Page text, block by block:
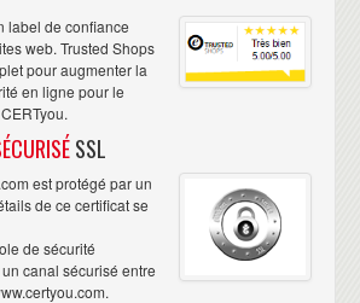
label de confiance
web. Trusted Shops
pour augmenter la
en ligne pour le
SSL
est protégé par un
de ce certificat se
de sécurité
canal sécurisé entre